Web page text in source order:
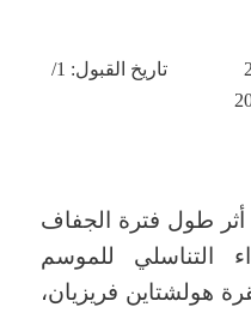
تاريخ الاستلام: 1/ 06/ 2024 تاريخ القبول: 1/
أثر طول فترة الجفاف
التناسلي للموسم
وأجريت على 74 بقرة هولشتاين فريزيان،